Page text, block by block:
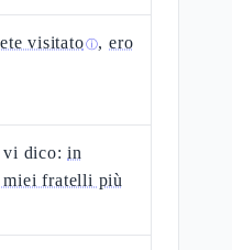
visitatoⓘ, ero
vi dico:in
miei fratelli più